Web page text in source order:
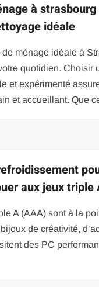
à
idéale
ménage idéale à
quotidien. Choisir
et expérimenté
et accueillant. Que
aux jeux triple
A (AAA) sont à la
de créativité,
des PC